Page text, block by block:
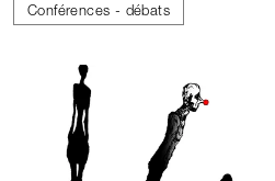
Conférences - débats